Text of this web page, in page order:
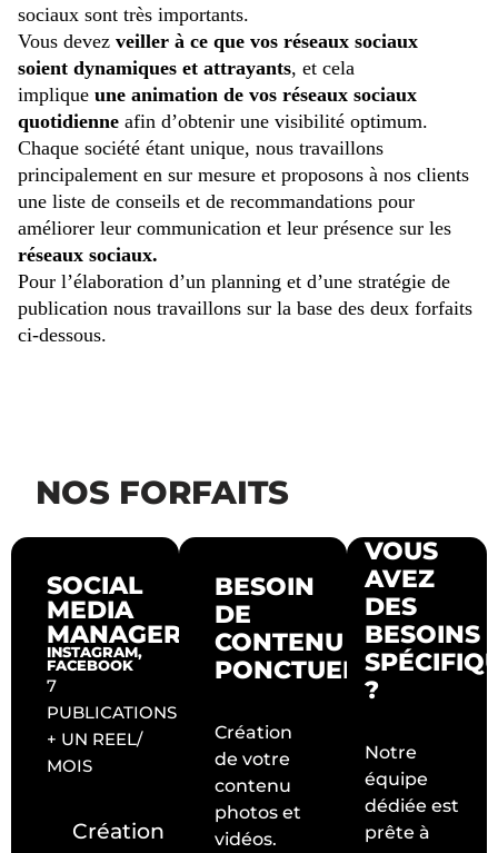
sociaux sont très importants.
Vous devez veiller à ce que vos réseaux sociaux
soient dynamiques et attrayants, et cela
implique une animation de vos réseaux sociaux
quotidienne afin d’obtenir une visibilité optimum.
Chaque société étant unique, nous travaillons
principalement en sur mesure et proposons à nos clients
une liste de conseils et de recommandations pour
améliorer leur communication et leur présence sur les
réseaux sociaux.
Pour l’élaboration d’un planning et d’une stratégie de
publication nous travaillons sur la base des deux forfaits
ci-dessous.
NOS FORFAITS
SOCIAL
MEDIA
MANAGER
INSTAGRAM,
FACEBOOK
7
PUBLICATIONS
+ UN REEL/
MOIS
Création
BESOIN
DE
CONTENU
PONCTUEL
Création
de votre
contenu
photos et
vidéos.
VOUS
AVEZ
DES
BESOINS
?
Notre
équipe
dédiée est
prête à